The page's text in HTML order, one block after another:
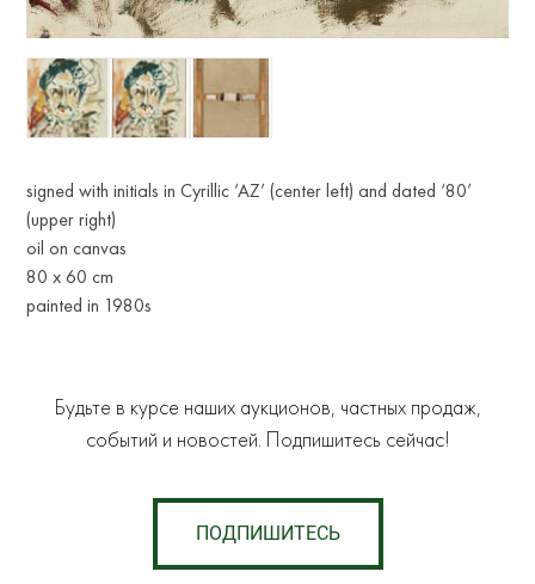
signed with initials in Cyrillic ‘AZ’ (center left) and dated ‘80’
(upper right)
oil on canvas
80 x 60 cm
painted in 1980s
Будьте в курсе наших аукционов, частных продаж,
событий и новостей. Подпишитесь сейчас!
ПОДПИШИТЕСЬ